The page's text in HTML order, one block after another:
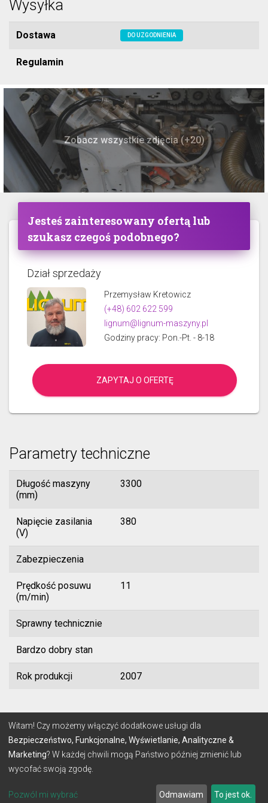
Wysyłka
Dostawa DO UZGODNIENIA
Regulamin
Zobacz wszystkie zdjęcia (+20)
Jesteś zainteresowany ofertą lub
szukasz czegoś podobnego?
Dział sprzedaży
Przemysław Kretowicz
(+48) 602 622 599
lignum@lignum-maszyny.pl
Godziny pracy: Pon.-Pt. - 8-18
ZAPYTAJ O OFERTĘ
Parametry techniczne
Długość maszyny
(mm)
3300
Napięcie zasilania
(V)
380
Zabezpieczenia
Prędkość posuwu
(m/min)
11
Sprawny technicznie
Bardzo dobry stan
Rok produkcji 2007
© 2026 Lignum
REGULAMIN POLITYKA PRYWATNOŚCI
Stworzone z make-SOFT
Witam! Czy możemy włączyć dodatkowe usługi dla
Bezpieczeństwo, Funkcjonalne, Wyświetlanie, Analityczne &
Marketing? W każdej chwili mogą Państwo później zmienić lub
wycofać swoją zgodę.
Pozwól mi wybrać Odmawiam To jest ok.